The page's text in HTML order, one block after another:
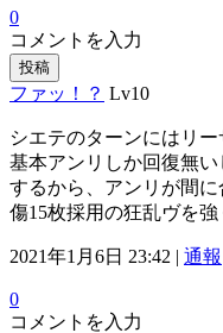
0
コメントを入力
投稿
ファッ！？ Lv10
シエテのターンにはリ
基本アンリしか回復無
するから、アンリが間
傷15枚採用の狂乱ヴを強
2021年1月6日 23:42 | 通報
0
コメントを入力